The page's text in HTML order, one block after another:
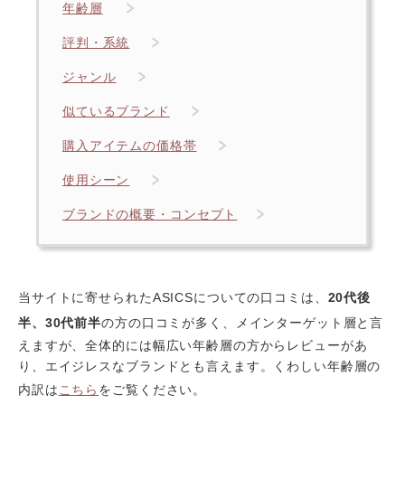
年齢層
評判・系統
ジャンル
似ているブランド
購入アイテムの価格帯
使用シーン
ブランドの概要・コンセプト
当サイトに寄せられたASICSについての口コミは、 20代後
半、30代前半の方の口コミが多く、メインターゲット層と言
えますが、全体的には幅広い年齢層の方からレビューがあ
り、エイジレスなブランドとも言えます。くわしい年齢層の
内訳は こちら をご覧ください。